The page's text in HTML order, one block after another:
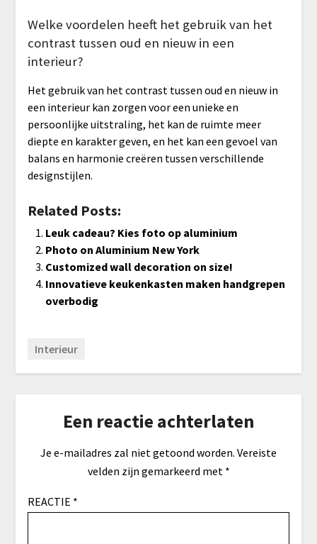
Welke voordelen heeft het gebruik van het
contrast tussen oud en nieuw in een
interieur?
Het gebruik van het contrast tussen oud en nieuw in
een interieur kan zorgen voor een unieke en
persoonlijke uitstraling, het kan de ruimte meer
diepte en karakter geven, en het kan een gevoel van
balans en harmonie creëren tussen verschillende
designstijlen.
Related Posts:
Leuk cadeau? Kies foto op aluminium
Photo on Aluminium New York
Customized wall decoration on size!
Innovatieve keukenkasten maken handgrepen
overbodig
Interieur
Een reactie achterlaten
Je e-mailadres zal niet getoond worden. Vereiste
velden zijn gemarkeerd met *
REACTIE *